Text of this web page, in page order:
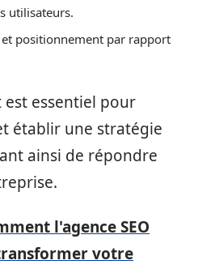
utilisateurs.
positionnement par rapport
est essentiel pour
établir une stratégie
ainsi de répondre
l'agence SEO
votre